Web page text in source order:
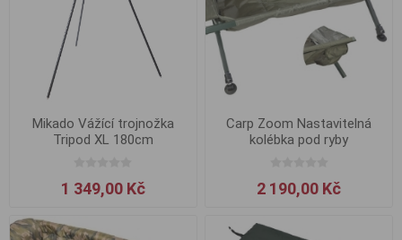
Mikado Vážící trojnožka
Tripod XL 180cm
1 349,00 Kč
Carp Zoom Nastavitelná
kolébka pod ryby
2 190,00 Kč